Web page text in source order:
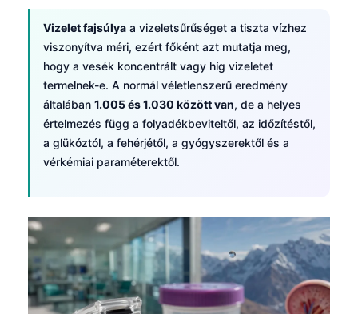
Vizelet fajsúlya a vizeletsűrűséget a tiszta vízhez
viszonyítva méri, ezért főként azt mutatja meg,
hogy a vesék koncentrált vagy híg vizeletet
termelnek-e. A normál véletlenszerű eredmény
általában 1.005 és 1.030 között van, de a helyes
értelmezés függ a folyadékbevitel­től, az időzítéstől,
a glükóztól, a fehérjétől, a gyógyszerektől és a
vérkémiai paraméterektől.